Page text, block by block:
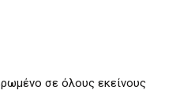
σε όλους εκείνους